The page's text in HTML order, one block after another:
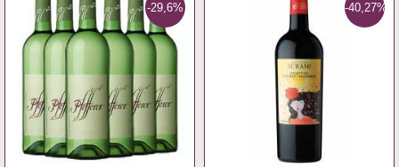
-29,6% -40,27%